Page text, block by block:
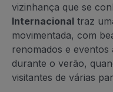
vizinhança que se
Internacional traz
movimentada, com
renomados e eventos
durante o verão,
visitantes de várias